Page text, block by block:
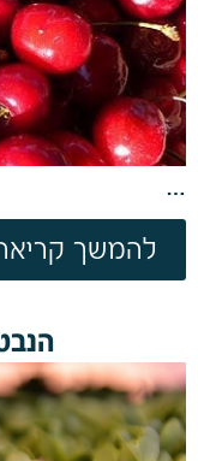
…
להמשך קריאה